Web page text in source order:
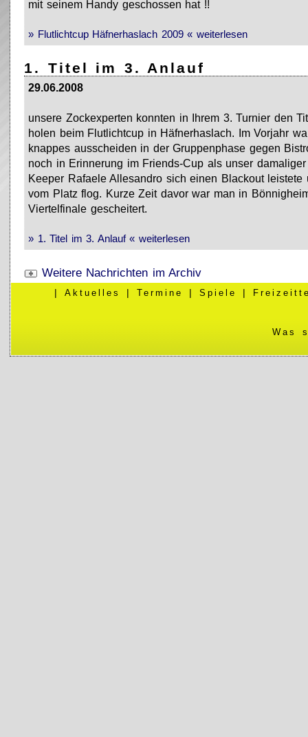
mit seinem Handy geschossen hat !!
» Flutlichtcup Häfnerhaslach 2009 « weiterlesen
1. Titel im 3. Anlauf
29.06.2008
unsere Zockexperten konnten in Ihrem 3. Turnier den
holen beim Flutlichtcup in Häfnerhaslach. Im Vorjahr
knappes ausscheiden in der Gruppenphase gegen
noch in Erinnerung im Friends-Cup als unser damaliger
Keeper Rafaele Allesandro sich einen Blackout leistete
vom Platz flog. Kurze Zeit davor war man in
Viertelfinale gescheitert.
» 1. Titel im 3. Anlauf « weiterlesen
Weitere Nachrichten im Archiv
|Aktuelles |Termine |Spiele
Was